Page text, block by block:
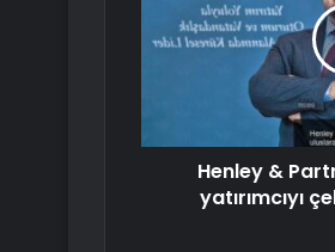
Henley &
yatırımcıyı